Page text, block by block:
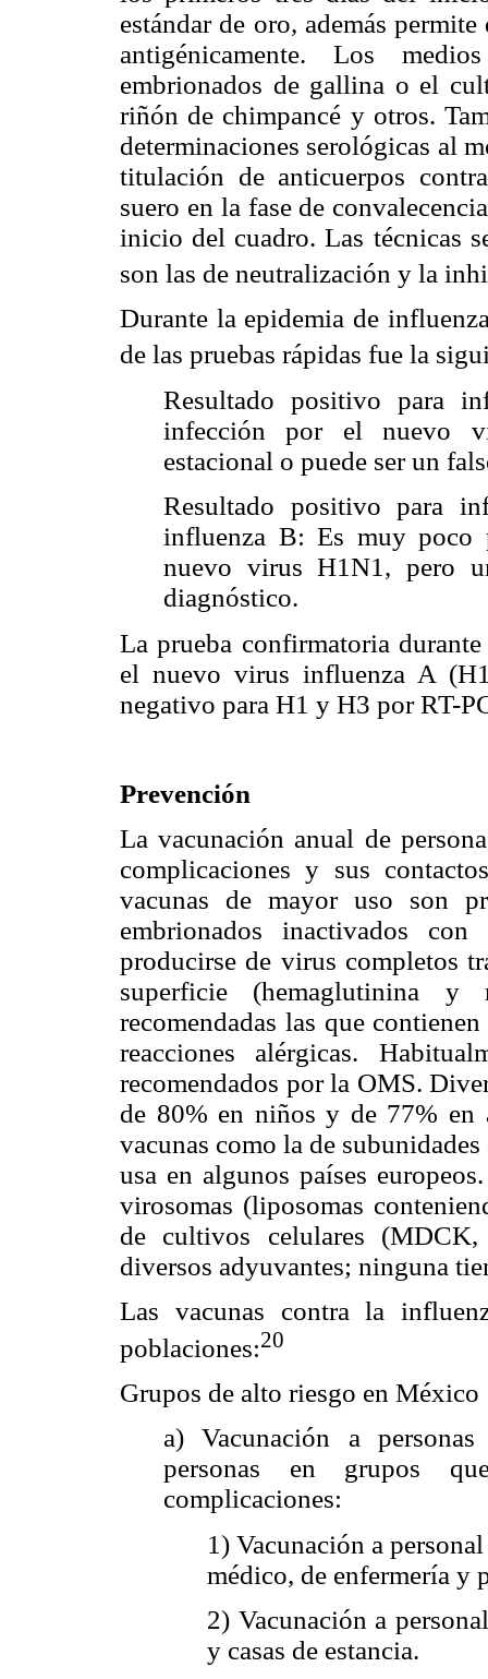
estándar de oro, además
antigénicamente. Los
embrionados de gallina o el
riñón de chimpancé y otros.
determinaciones serológicas al
titulación de anticuerpos
suero en la fase de
inicio del cuadro. Las técnicas
son las de neutralización y la
Durante la epidemia de
de las pruebas rápidas fue la
Resultado positivo para
infección por el nuevo
estacional o puede ser un
Resultado positivo para
influenza B: Es muy poco
nuevo virus H1N1, pero
diagnóstico.
La prueba confirmatoria
el nuevo virus influenza A
negativo para H1 y H3 por RT-
Prevención
La vacunación anual de
complicaciones y sus
vacunas de mayor uso son
embrionados inactivados
producirse de virus completos
superficie (hemaglutinina y
recomendadas las que
reacciones alérgicas.
recomendados por la OMS.
de 80% en niños y de 77% en
vacunas como la de
usa en algunos países
virosomas (liposomas
de cultivos celulares (MDCK,
diversos adyuvantes; ninguna
Las vacunas contra la
poblaciones:20
Grupos de alto riesgo en México
a) Vacunación a
personas en grupos
complicaciones:
1) Vacunación a
médico, de enfermería y
2) Vacunación a
y casas de estancia.